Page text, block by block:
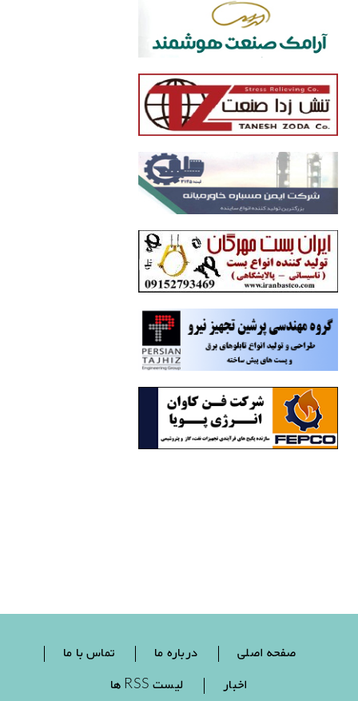
صفحه اصلی درباره ما
تماس با ما
اخبار
لیست RSS ها